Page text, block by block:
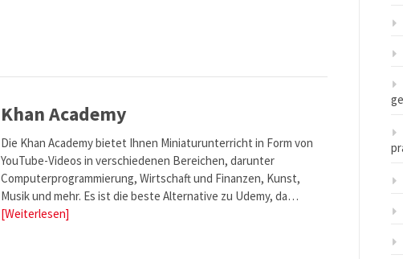
Khan Academy
Die Khan Academy bietet Ihnen Miniaturunterricht in Form von
YouTube-Videos in verschiedenen Bereichen, darunter
Computerprogrammierung, Wirtschaft und Finanzen, Kunst,
Musik und mehr. Es ist die beste Alternative zu Udemy, da…
[Weiterlesen]